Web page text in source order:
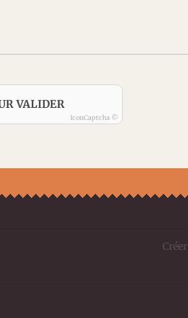
VALIDER
IconCaptcha ©